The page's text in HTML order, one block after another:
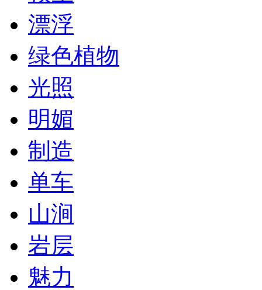
漂浮
绿色植物
光照
明媚
制造
单车
山涧
岩层
魅力